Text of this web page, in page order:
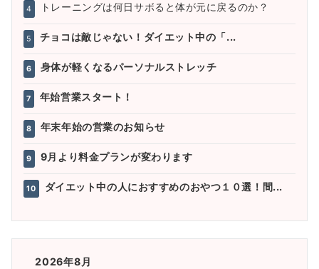
4 トレーニングは何日サボると体が元に戻るのか？
5 チョコは敵じゃない！ダイエット中の「...
6 身体が軽くなるパーソナルストレッチ
7 年始営業スタート！
8 年末年始の営業のお知らせ
9 9月より料金プランが変わります
10 ダイエット中の人におすすめのおやつ１０選！間...
2026年8月